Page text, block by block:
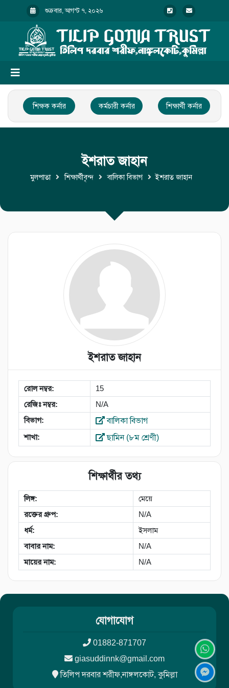
শুক্রবার, আগস্ট ৭, ২০২৬
শিক্ষক কর্নার কর্মচারী কর্নার শিক্ষার্থী কর্নার
ইশরাত জাহান
মুলপাতা শিক্ষার্থীবৃন্দ বালিকা বিভাগ ইশরাত জাহান
ইশরাত জাহান
রোল নম্বর:
15
রেজিঃ নম্বর:
N/A
বিভাগ:
বালিকা বিভাগ
শাখা:
ছামিন (৮ম শ্রেণী)
শিক্ষার্থীর তথ্য
লিঙ্গ:
মেয়ে
রক্তের গ্রুপ:
N/A
ধর্ম:
ইসলাম
বাবার নাম:
N/A
মায়ের নাম:
N/A
যোগাযোগ
01882-871707
giasuddinnk@gmail.com
তিলিপ দরবার শরীফ,নাঙ্গলকোট, কুমিল্লা